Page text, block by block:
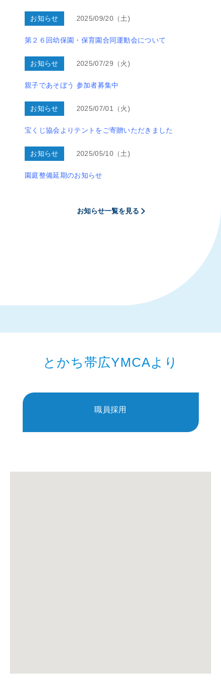
お知らせ 2025/09/20（土)
第２６回幼保園・保育園合同運動会について
お知らせ 2025/07/29（火)
親子であそぼう 参加者募集中
お知らせ 2025/07/01（火)
宝くじ協会よりテントをご寄贈いただきました
お知らせ 2025/05/10（土)
園庭整備延期のお知らせ
お知らせ一覧を見る
とかち帯広YMCAより
職員採用